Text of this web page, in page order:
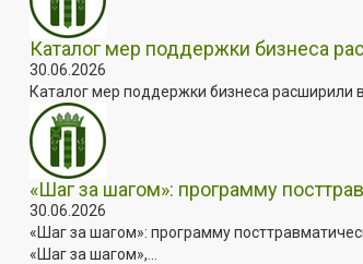
Каталог мер поддержки бизнеса
30.06.2026
Каталог мер поддержки бизнеса расширили
«Шаг за шагом»: программу
30.06.2026
«Шаг за шагом»: программу
«Шаг за шагом»,...